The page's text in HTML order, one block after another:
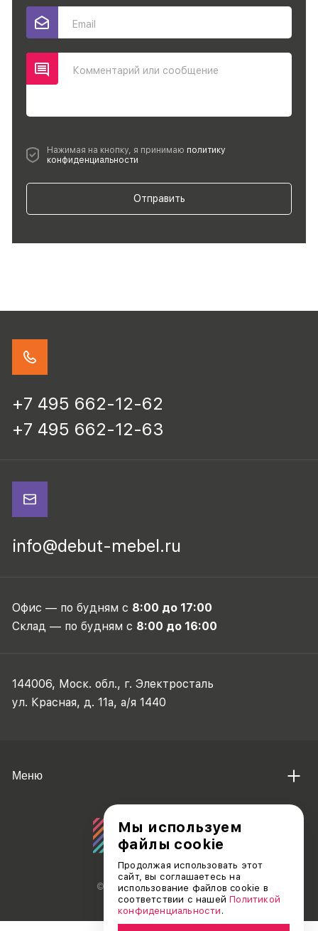
Email
Комментарий или сообщение
Нажимая на кнопку, я принимаю политику
конфиденциальности
Отправить
+7 495 662-12-62
+7 495 662-12-63
info@debut-mebel.ru
Офис — по будням с 8:00 до 17:00
Склад — по будням с 8:00 до 16:00
144006, Моск. обл., г. Электросталь
ул. Красная, д. 11а, а/я 1440
© АО «ДЕБЮТ», 2011 — 2026
Меню
Мы используем
файлы cookie
Продолжая использовать этот
сайт, вы соглашаетесь на
использование файлов cookie в
соответствии с нашейПолитикой
конфиденциальности .